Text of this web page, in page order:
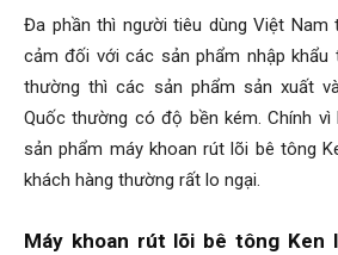
Đa phần thì người tiêu dùng Việt Nam
cảm đối với các sản phẩm nhập khẩu
thường thì các sản phẩm sản xuất
Quốc thường có độ bền kém. Chính
sản phẩm máy khoan rút lõi bê tông
khách hàng thường rất lo ngại.
Máy khoan rút lõi bê tông Ken